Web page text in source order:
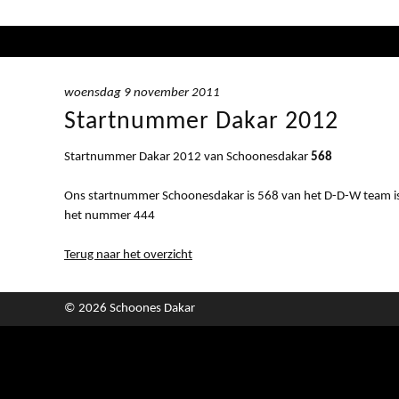
woensdag 9 november 2011
Startnummer Dakar 2012
Startnummer Dakar 2012 van Schoonesdakar 568
Ons startnummer Schoonesdakar is 568 van het D-D-W team
het nummer 444
Terug naar het overzicht
© 2026 Schoones Dakar